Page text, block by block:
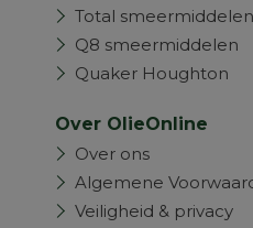
Total smeermiddelen
Q8 smeermiddelen
Quaker Houghton
Over OlieOnline
Over ons
Algemene
Veiligheid & privacy